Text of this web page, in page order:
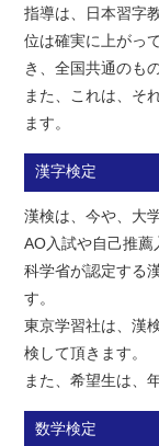
指導は、日本習字
位は確実に上がっ
き、全国共通のも
また、これは、そ
ます。
漢字検定
漢検は、今や、大
AO入試や自己推
科学省が認定する
す。
東京学習社は、漢
検して頂きます。
また、希望生は、
数学検定